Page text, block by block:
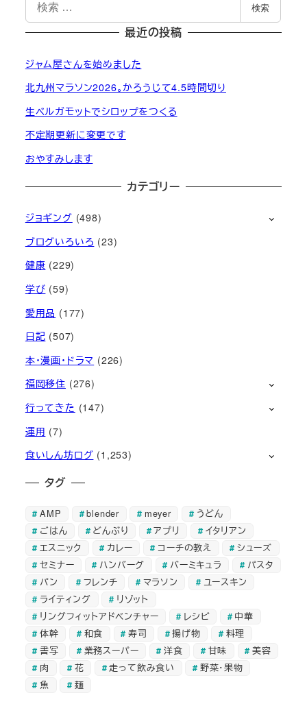
索
検索
最近の投稿
ジャム屋さんを始めました
北九州マラソン2026。かろうじて4.5時間切り
生ベルガモットでシロップをつくる
不定期更新に変更です
おやすみします
カテゴリー
ジョギング (498)
ブログいろいろ (23)
健康 (229)
学び (59)
愛用品 (177)
日記 (507)
本・漫画・ドラマ (226)
福岡移住 (276)
行ってきた (147)
運用 (7)
食いしん坊ログ (1,253)
タグ
AMP blender meyer
うどん
ごはん
どんぶり アプリ
イタリアン
エスニック
カレー コーチの教え
シューズ
セミナー
ハンバーグ バーミキュラ
パスタ
パン
フレンチ マラソン
ユースキン
ライティング
リゾット
リングフィットアドベンチャー
レシピ
中華
体幹
和食 寿司 揚げ物
料理
書写
業務スーパー 洋食 甘味
美容
肉
花 走って飲み食い
野菜・果物
魚
麺